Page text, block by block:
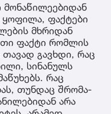
მონაწილეებიდან
ფაქტები
მხრიდან
ფაქტი რომლის
გავხდი, რაც
სინანულს
რაც
თუნდაც შრომა-
არა